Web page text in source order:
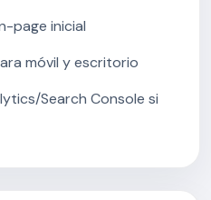
page inicial
móvil y escritorio
Search Console si